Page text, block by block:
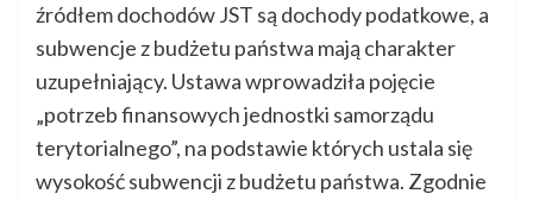
źródłem dochodów JST są dochody podatkowe, a
subwencje z budżetu państwa mają charakter
uzupełniający. Ustawa wprowadziła pojęcie
„potrzeb finansowych jednostki samorządu
terytorialnego”, na podstawie których ustala się
wysokość subwencji z budżetu państwa. Zgodnie